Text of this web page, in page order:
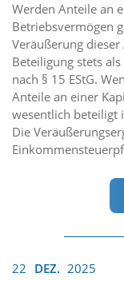
Werden Anteile an
Betriebsvermögen
Veräußerung
Beteiligung stets
nach § 15 EStG.
Anteile an einer
wesentlich beteiligt
Die
22 DEZ. 2025